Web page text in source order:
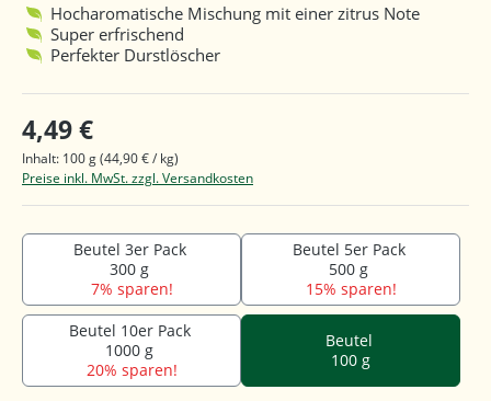
Hocharomatische Mischung mit einer zitrus Note
Super erfrischend
Perfekter Durstlöscher
4,49 €
Inhalt: 100 g(44,90 € / kg)
Preise inkl. MwSt. zzgl. Versandkosten
Beutel 3er Pack
300 g
7% sparen!
Beutel 5er Pack
500 g
15% sparen!
Beutel 10er Pack
1000 g
20% sparen!
Beutel
100 g